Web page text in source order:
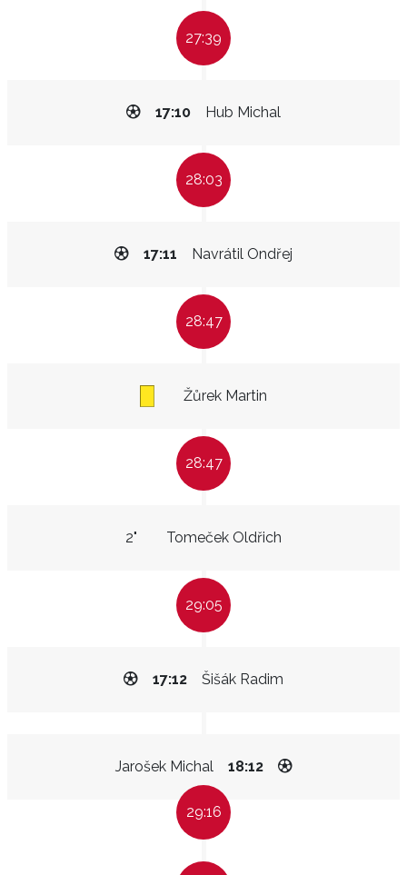
27:39
Hub Michal
17:10
28:03
Navrátil Ondřej
17:11
28:47
Žůrek Martin
28:47
Tomeček Oldřich
2"
29:05
Šišák Radim
17:12
Jarošek Michal 18:12
29:16